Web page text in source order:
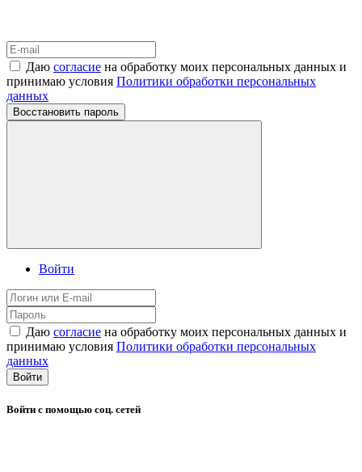
Даю согласие на обработку моих персональных данных и
принимаю условия Политики обработки персональных
данных
Восстановить пароль
Войти
Даю согласие на обработку моих персональных данных и
принимаю условия Политики обработки персональных
данных
Войти
Войти с помощью соц. сетей